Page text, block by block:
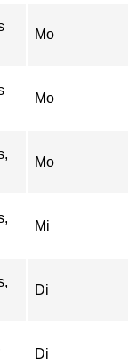
Mo
Mo
Mo
Mi
Di
Di